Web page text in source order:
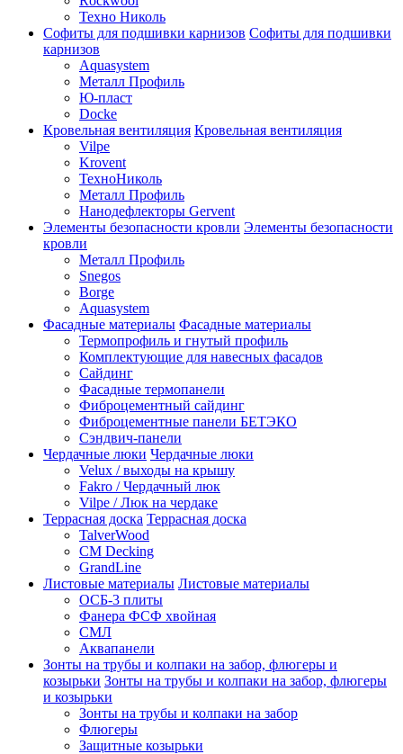
Техно Николь
Софиты для подшивки карнизов Софиты для подшивки
карнизов
Aquasystem
Металл Профиль
Ю-пласт
Docke
Кровельная вентиляция Кровельная вентиляция
Vilpe
Krovent
ТехноНиколь
Металл Профиль
Нанодефлекторы Gervent
Элементы безопасности кровли Элементы безопасности
кровли
Металл Профиль
Snegos
Borge
Aquasystem
Фасадные материалы Фасадные материалы
Термопрофиль и гнутый профиль
Комплектующие для навесных фасадов
Сайдинг
Фасадные термопанели
Фиброцементный сайдинг
Фиброцементные панели БЕТЭКО
Сэндвич-панели
Чердачные люки Чердачные люки
Velux / выходы на крышу
Fakro / Чердачный люк
Vilpe / Люк на чердаке
Террасная доска Террасная доска
TalverWood
CM Decking
GrandLine
Листовые материалы Листовые материалы
ОСБ-3 плиты
Фанера ФСФ хвойная
СМЛ
Аквапанели
Зонты на трубы и колпаки на забор, флюгеры и
козырьки Зонты на трубы и колпаки на забор, флюгеры
и козырьки
Зонты на трубы и колпаки на забор
Флюгеры
Защитные козырьки